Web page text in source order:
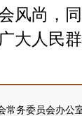
风尚，
大人民
常务委员会办公